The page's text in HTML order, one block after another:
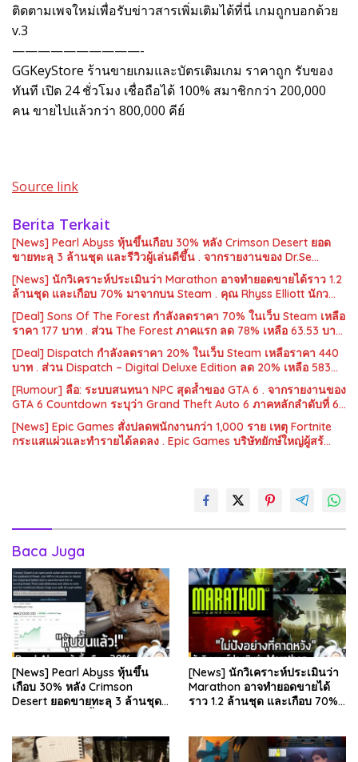
ติดตามเพจใหม่เพื่อรับข่าวสารเพิ่มเติมได้ที่นี่ เกมถูกบอกด้วย
v.3
——————————-
GGKeyStore ร้านขายเกมและบัตรเติมเกม ราคาถูก รับของ
ทันที เปิด 24 ชั่วโมง เชื่อถือได้ 100% สมาชิกกว่า 200,000
คน ขายไปแล้วกว่า 800,000 คีย์
Source link
Berita Terkait
[News] Pearl Abyss หุ้นขึ้นเกือบ 30% หลัง Crimson Desert ยอด
ขายทะลุ 3 ล้านชุด และรีวิวผู้เล่นดีขึ้น . จากรายงานของ Dr.Se…
[News] นักวิเคราะห์ประเมินว่า Marathon อาจทำยอดขายได้ราว 1.2
ล้านชุด และเกือบ 70% มาจากบน Steam . คุณ Rhyss Elliott นักว…
[Deal] Sons Of The Forest กำลังลดราคา 70% ในเว็บ Steam เหลือ
ราคา 177 บาท . ส่วน The Forest ภาคแรก ลด 78% เหลือ 63.53 บา…
[Deal] Dispatch กำลังลดราคา 20% ในเว็บ Steam เหลือราคา 440
บาท . ส่วน Dispatch – Digital Deluxe Edition ลด 20% เหลือ 583…
[Rumour] ลือ: ระบบสนทนา NPC สุดล้ำของ GTA 6 . จากรายงานของ
GTA 6 Countdown ระบุว่า Grand Theft Auto 6 ภาคหลักลำดับที่ 6…
[News] Epic Games สั่งปลดพนักงานกว่า 1,000 ราย เหตุ Fortnite
กระแสแผ่วและทำรายได้ลดลง . Epic Games บริษัทยักษ์ใหญ่ผู้สร้…
Baca Juga
[News] Pearl Abyss หุ้นขึ้น
เกือบ 30% หลัง Crimson
Desert ยอดขายทะลุ 3 ล้านชุด
[News] นักวิเคราะห์ประเมินว่า
Marathon อาจทำยอดขายได้
ราว 1.2 ล้านชุด และเกือบ 70%